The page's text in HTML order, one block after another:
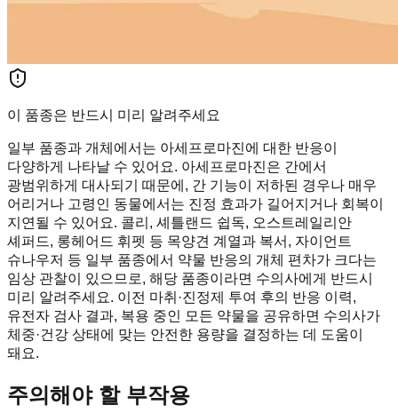
이 품종은 반드시 미리 알려주세요
일부 품종과 개체에서는 아세프로마진에 대한 반응이
다양하게 나타날 수 있어요. 아세프로마진은 간에서
광범위하게 대사되기 때문에, 간 기능이 저하된 경우나 매우
어리거나 고령인 동물에서는 진정 효과가 길어지거나 회복이
지연될 수 있어요. 콜리, 셰틀랜드 쉽독, 오스트레일리안
셰퍼드, 롱헤어드 휘펫 등 목양견 계열과 복서, 자이언트
슈나우저 등 일부 품종에서 약물 반응의 개체 편차가 크다는
임상 관찰이 있으므로, 해당 품종이라면 수의사에게 반드시
미리 알려주세요. 이전 마취·진정제 투여 후의 반응 이력,
유전자 검사 결과, 복용 중인 모든 약물을 공유하면 수의사가
체중·건강 상태에 맞는 안전한 용량을 결정하는 데 도움이
돼요.
주의해야 할 부작용